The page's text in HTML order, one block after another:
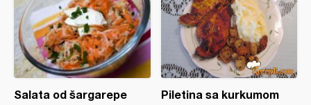
Salata od šargarepe Piletina sa kurkumom